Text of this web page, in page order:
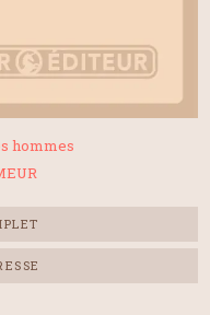
hommes